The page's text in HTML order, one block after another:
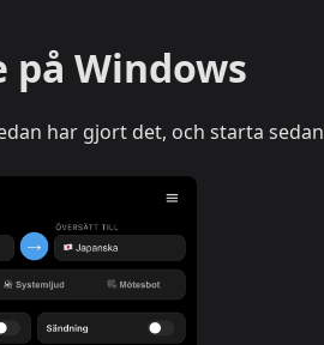
på Windows
har gjort det, och starta sedan